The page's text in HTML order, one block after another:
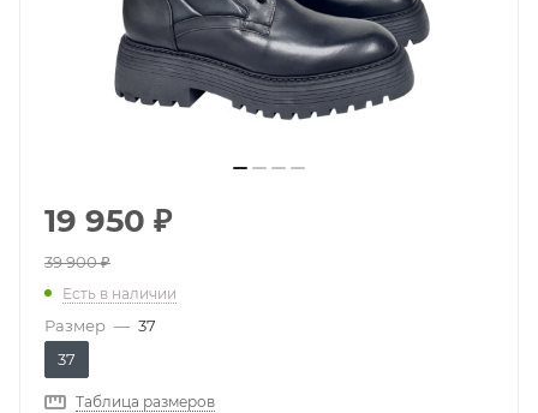
19 950 ₽
39 900₽
Есть в наличии
Размер — 37
37
Таблица размеров